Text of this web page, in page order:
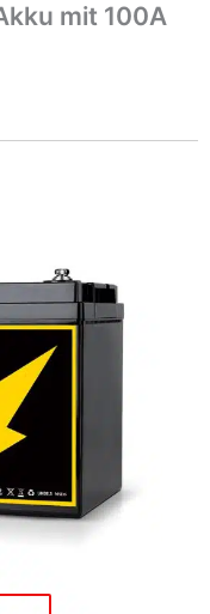
mit 100A